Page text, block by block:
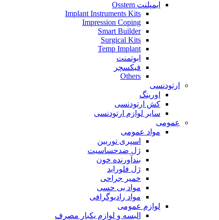
ایمپلنت Osstem
Implant Instruments Kits
Impression Coping
Smart Builder
Surgical Kits
Temp Implant
ابوتمنت
فیکسچر
Others
ارتودنسی
اورینگ
کش ارتودنسی
سایر لوازم ارتودنسی
عمومی
مواد عمومی
اسپری توربین
ژل ضدحساسیت
بندآورنده خون
ژل فلوراید
خمیر جراحی
مواد بی حسی
مواد رادیوگرافی
لوازم عمومی
البسه و لوازم یکبار مصرف